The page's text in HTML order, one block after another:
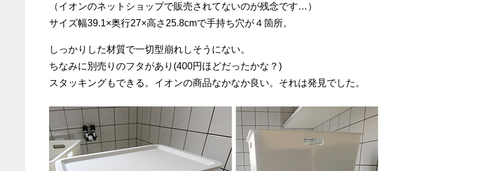
（イオンのネットショップで販売されてないのが残念です…）
サイズ幅39.1×奥行27×高さ25.8cmで手持ち穴が４箇所。
しっかりした材質で一切型崩れしそうにない。
ちなみに別売りのフタがあり(400円ほどだったかな？)
スタッキングもできる。イオンの商品なかなか良い。それは発見でした。